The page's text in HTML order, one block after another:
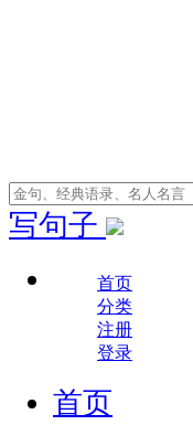
写句子
首页
分类
注册
登录
首页